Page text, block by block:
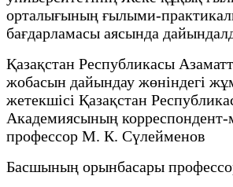
орталығының ғылыми-
бағдарламасы аясында
Қазақстан Республикасы
жобасын дайындау жөніндегі
жетекшісі Қазақстан
Академиясының корреспондент-
профессор М. К. Сүлейменов
Басшының орынбасары